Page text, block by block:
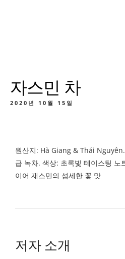
자스민 차
2020년 10월 15일
원산지: Hà Giang & Thái
급 녹차. 색상: 초록빛 테이스팅 노
이어 재스민의 섬세한 꽃 맛
저자 소개